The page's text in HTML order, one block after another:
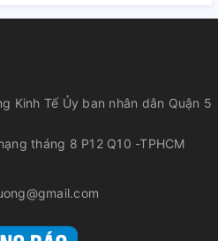
Kinh Tế Ủy ban nhân dân Quận 5
tháng 8 P12 Q10 -TPHCM